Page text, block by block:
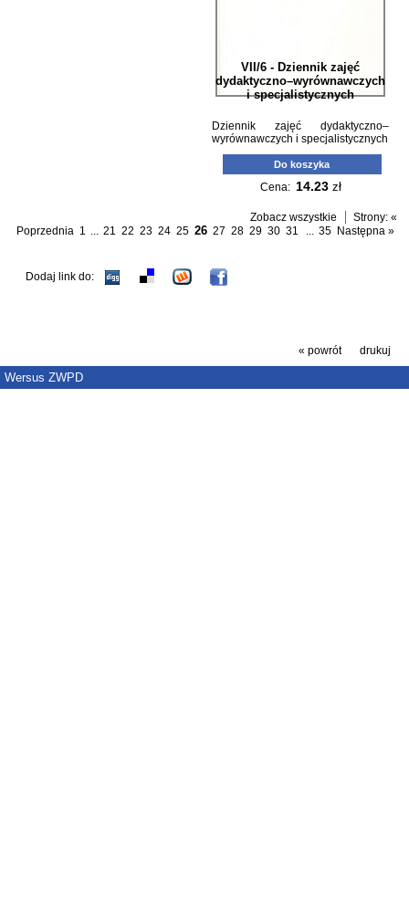
VII/6 - Dziennik zajęć
dydaktyczno–wyrównawczych
i specjalistycznych
Dziennik zajęć dydaktyczno–
wyrównawczych i specjalistycznych
Do koszyka
Cena: 14.23 zł
Zobacz wszystkie Strony: «
Poprzednia 1 ... 21 22 23 24 25 26 27 28 29 30 31 ... 35 Następna »
Dodaj link do:
drukuj
« powrót
Wersus ZWPD